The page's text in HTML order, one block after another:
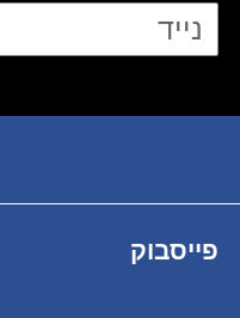
פייסבוק